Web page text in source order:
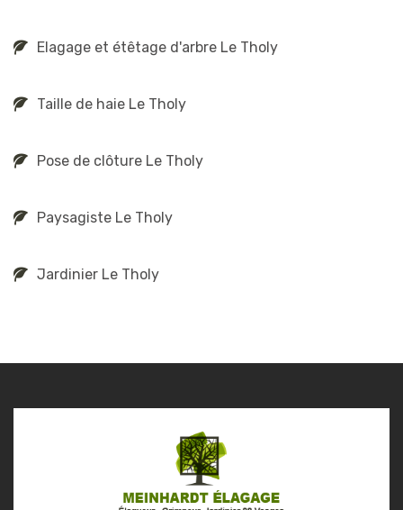
Elagage et étêtage d'arbre Le Tholy
Taille de haie Le Tholy
Pose de clôture Le Tholy
Paysagiste Le Tholy
Jardinier Le Tholy